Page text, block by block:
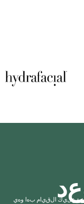
دليك القيام به ا وهي